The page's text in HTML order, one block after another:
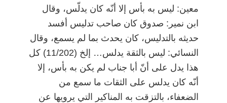
معين: ليس به بأس إلا أنّه كان يدلّس، وقال
ابن نمير: صدوق كان صاحب تدليس أفسد
حديثه بالتدليس، كان يحدث بما لم يسمع، وقال
النسائي: ليس بالثقة يدلس… إلخ (11/202) كل
هذا يدل على أنّ أبا جناب لم يكن به بأس، إلا
أنّه كان يدلس على الثقات ما سمع من
الضعفاء، بالتزقت به المناكير التي يرويها عن